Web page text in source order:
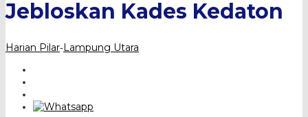
Jebloskan Kades Kedaton
Harian Pilar-Lampung Utara